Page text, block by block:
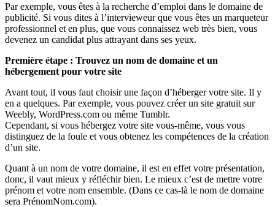
Par exemple, vous êtes à la recherche d’emploi dans le domaine de
publicité. Si vous dites à l’intervieweur que vous êtes un marqueteur
professionnel et en plus, que vous connaissez web très bien, vous
devenez un candidat plus attrayant dans ses yeux.
Première étape : Trouvez un nom de domaine et un
hébergement pour votre site
Avant tout, il vous faut choisir une façon d’héberger votre site. Il y
en a quelques. Par exemple, vous pouvez créer un site gratuit sur
Weebly, WordPress.com ou même Tumblr.
Cependant, si vous hébergez votre site vous-même, vous vous
distinguez de la foule et vous obtenez les compétences de la création
d’un site.
Quant à un nom de votre domaine, il est en effet votre présentation,
donc, il vaut mieux y réfléchir bien. Le mieux c’est de mettre votre
prénom et votre nom ensemble. (Dans ce cas-là le nom de domaine
sera PrénomNom.com).